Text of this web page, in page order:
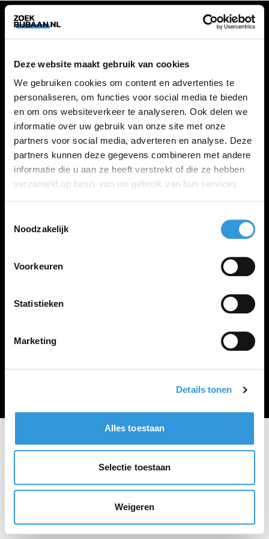
Deze website maakt gebruik van cookies
We gebruiken cookies om content en advertenties te
personaliseren, om functies voor social media te bieden
en om ons websiteverkeer te analyseren. Ook delen we
informatie over uw gebruik van onze site met onze
partners voor social media, adverteren en analyse. Deze
partners kunnen deze gegevens combineren met andere
informatie die u aan ze heeft verstrekt of die ze hebben
verzameld op basis van uw gebruik van hun services.
Noodzakelijk
Voorkeuren
Statistieken
Marketing
Details tonen
Alles toestaan
Selectie toestaan
Weigeren
ZOEKBIJBAAN
FAQ
Kennis maken met MELON
VACATURES
Alle vacatures